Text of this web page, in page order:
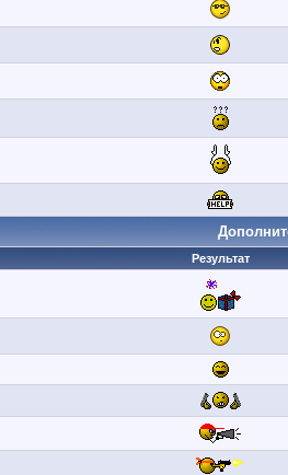
Результат